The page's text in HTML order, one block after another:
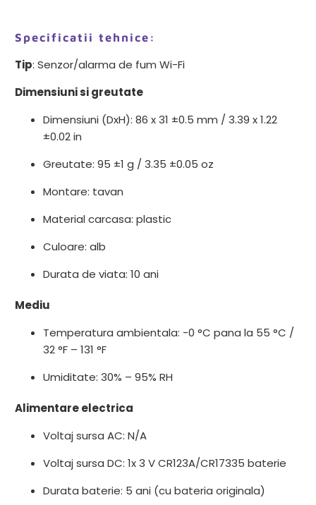
Specificatii tehnice:
Tip: Senzor/alarma de fum Wi-Fi
Dimensiuni si greutate
Dimensiuni (DxH): 86 x 31 ±0.5 mm / 3.39 x 1.22
±0.02 in
Greutate: 95 ±1 g / 3.35 ±0.05 oz
Montare: tavan
Material carcasa: plastic
Culoare: alb
Durata de viata: 10 ani
Mediu
Temperatura ambientala: -0 °C pana la 55 °C /
32 °F – 131 °F
Umiditate: 30% – 95% RH
Alimentare electrica
Voltaj sursa AC: N/A
Voltaj sursa DC: 1x 3 V CR123A/CR17335 baterie
Durata baterie: 5 ani (cu bateria originala)